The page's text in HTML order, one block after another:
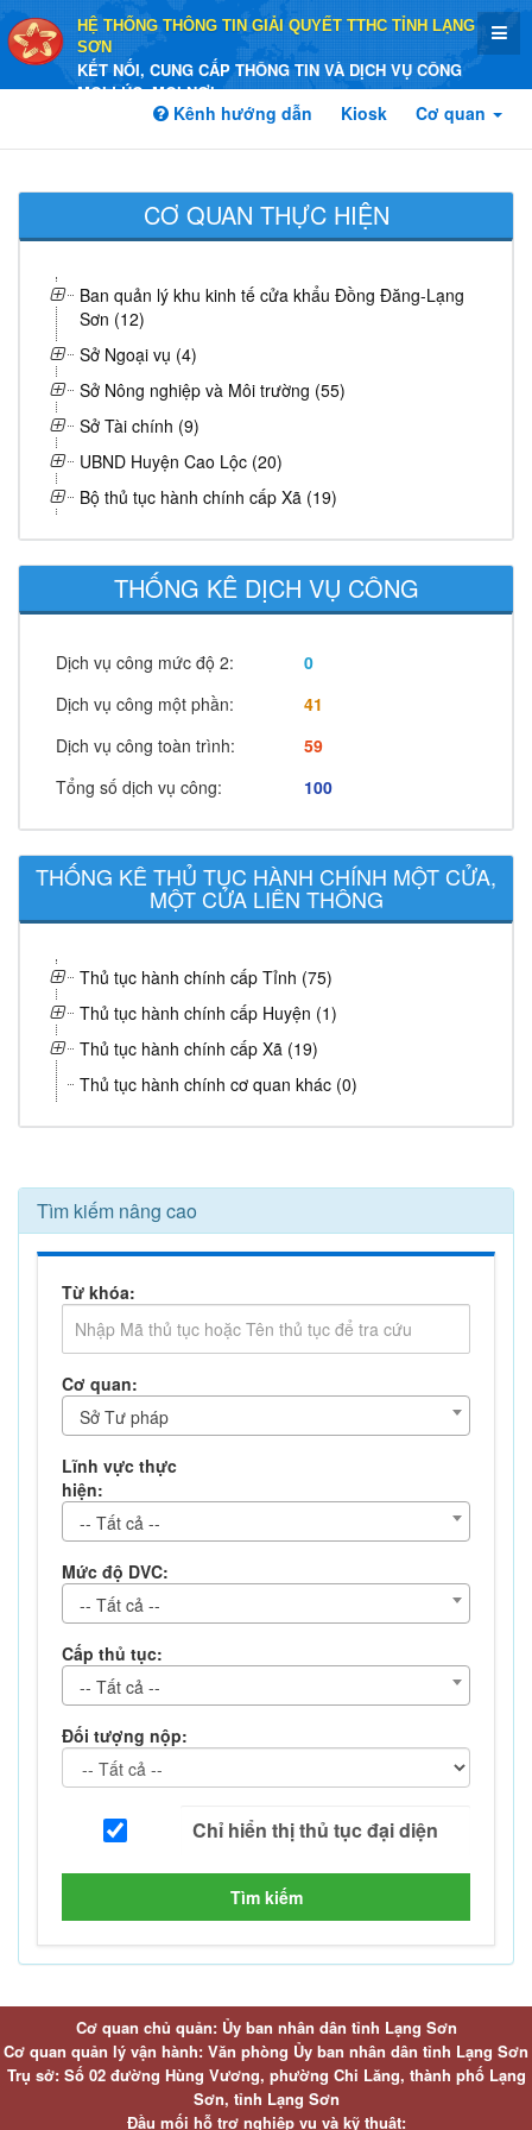
HỆ THỐNG THÔNG TIN GIẢI QUYẾT TTHC TỈNH LẠNG
SƠN
KẾT NỐI, CUNG CẤP THÔNG TIN VÀ DỊCH VỤ CÔNG
MỌI LÚC, MỌI NƠI
Kênh hướng dẫn Kiosk Cơ quan
CƠ QUAN THỰC HIỆN
Ban quản lý khu kinh tế cửa khẩu Đồng Đăng-Lạng
Sơn (12)
Sở Ngoại vụ (4)
Sở Nông nghiệp và Môi trường (55)
Sở Tài chính (9)
UBND Huyện Cao Lộc (20)
Bộ thủ tục hành chính cấp Xã (19)
THỐNG KÊ DỊCH VỤ CÔNG
Dịch vụ công mức độ 2:
0
Dịch vụ công một phần:
41
Dịch vụ công toàn trình:
59
Tổng số dịch vụ công:
100
THỐNG KÊ THỦ TỤC HÀNH CHÍNH MỘT CỬA,
MỘT CỬA LIÊN THÔNG
Thủ tục hành chính cấp Tỉnh (75)
Thủ tục hành chính cấp Huyện (1)
Thủ tục hành chính cấp Xã (19)
Thủ tục hành chính cơ quan khác (0)
Tìm kiếm nâng cao
Từ khóa:
Cơ quan:
Sở Tư pháp
Lĩnh vực thực
hiện:
-- Tất cả --
Mức độ DVC:
-- Tất cả --
Cấp thủ tục:
-- Tất cả --
Đối tượng nộp:
Tìm kiếm
Cơ quan chủ quản: Ủy ban nhân dân tỉnh Lạng Sơn
Cơ quan quản lý vận hành: Văn phòng Ủy ban nhân dân tỉnh Lạng Sơn
Trụ sở: Số 02 đường Hùng Vương, phường Chi Lăng, thành phố Lạng
Sơn, tỉnh Lạng Sơn
Đầu mối hỗ trợ nghiệp vụ và kỹ thuật: